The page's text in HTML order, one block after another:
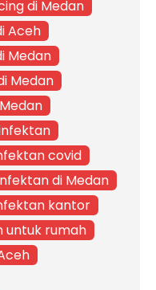
di Medan
Aceh
Medan
Medan
covid
di Medan
kantor
untuk rumah